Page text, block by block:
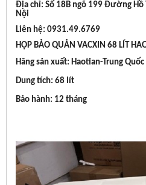
Địa chỉ: Số 18B ngõ 199 Đường Hồ
Nội
Liên hệ: 0931.49.6769
HỘP BẢO QUẢN VACXIN 68 LÍT
Hãng sản xuất: Haotian-Trung Quốc
Dung tích: 68 lít
Bảo hành: 12 tháng